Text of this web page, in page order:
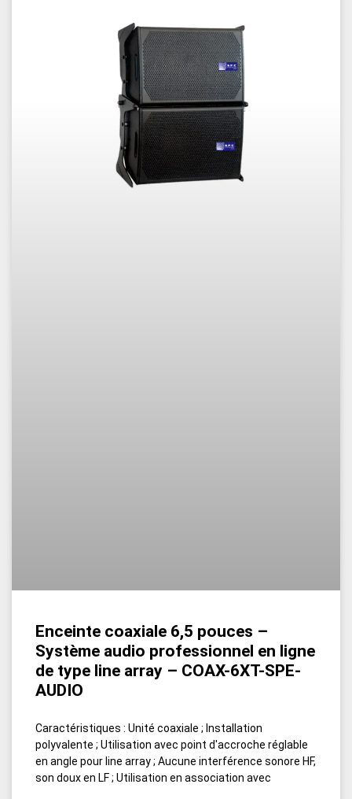
Enceinte coaxiale 6,5 pouces –
Système audio professionnel en ligne
de type line array – COAX-6XT-SPE-
AUDIO
Caractéristiques : Unité coaxiale ; Installation
polyvalente ; Utilisation avec point d'accroche réglable
en angle pour line array ; Aucune interférence sonore HF,
son doux en LF ; Utilisation en association avec